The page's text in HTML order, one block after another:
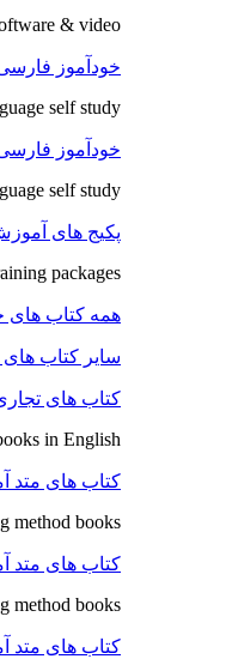
& video
خودآموز
self study
خودآموز
self study
پکیج های
packages
همه کتاب های
سایر کتاب های
کتاب های
in English
کتاب های متد
method books
کتاب های متد
method books
کتاب های متد